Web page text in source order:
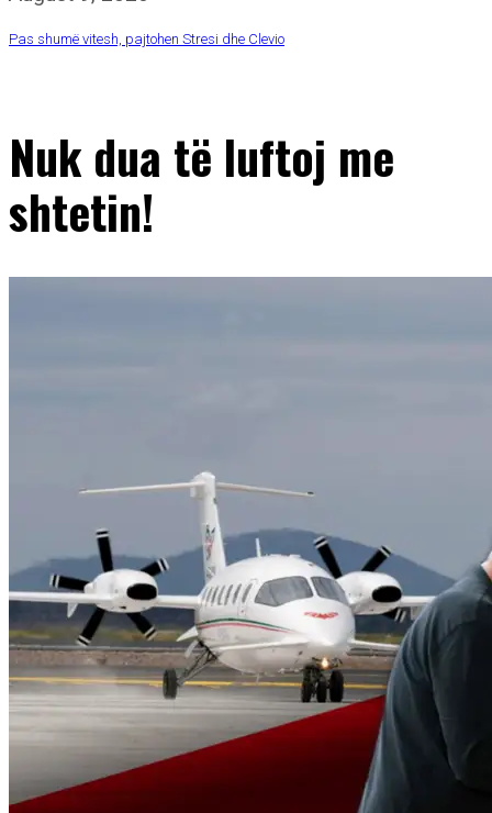
Pas shumë vitesh, pajtohen Stresi dhe Clevio
Nuk dua të luftoj me
shtetin!